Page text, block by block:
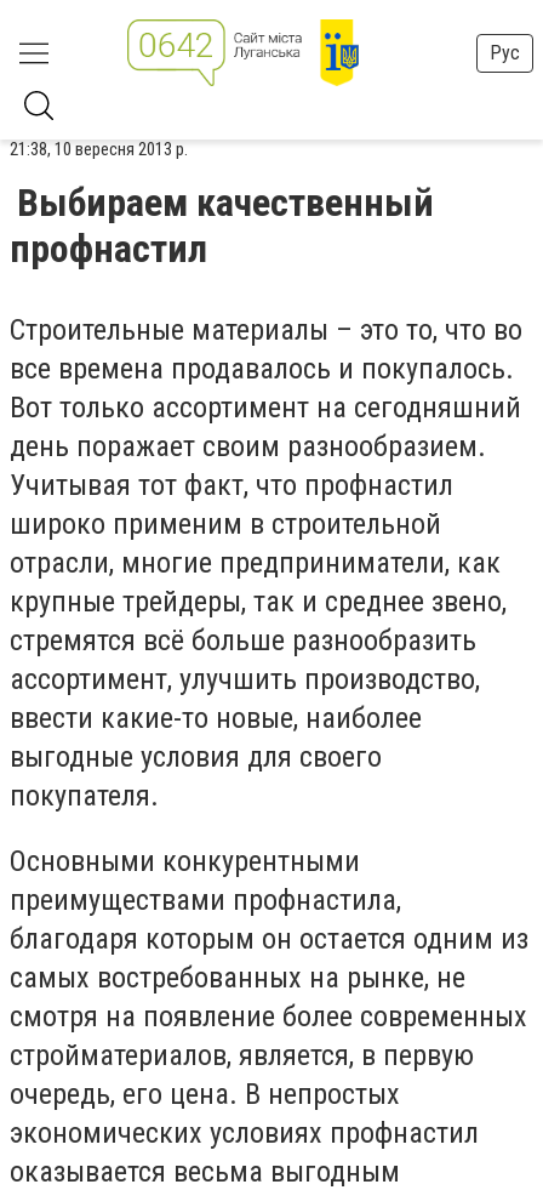
Рус
21:38, 10 вересня 2013 р.
Выбираем качественный
профнастил
Строительные материалы – это то, что во
все времена продавалось и покупалось.
Вот только ассортимент на сегодняшний
день поражает своим разнообразием.
Учитывая тот факт, что профнастил
широко применим в строительной
отрасли, многие предприниматели, как
крупные трейдеры, так и среднее звено,
стремятся всё больше разнообразить
ассортимент, улучшить производство,
ввести какие-то новые, наиболее
выгодные условия для своего
покупателя.
Основными конкурентными
преимуществами профнастила,
благодаря которым он остается одним из
самых востребованных на рынке, не
смотря на появление более современных
стройматериалов, является, в первую
очередь, его цена. В непростых
экономических условиях профнастил
оказывается весьма выгодным